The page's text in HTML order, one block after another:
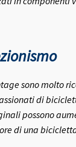
sono molto
di
possono
di una